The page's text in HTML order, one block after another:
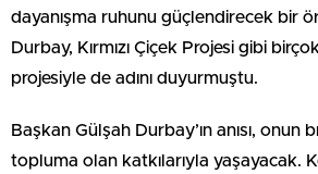
dayanışma ruhunu güçlendirecek bir
Durbay, Kırmızı Çiçek Projesi gibi
projesiyle de adını duyurmuştu.
Başkan Gülşah Durbay’ın anısı, onun
topluma olan katkılarıyla yaşayacak.